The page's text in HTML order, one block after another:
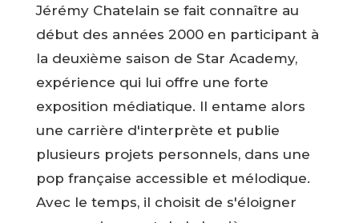
Jérémy Chatelain se fait connaître au
début des années 2000 en participant à
la deuxième saison de Star Academy,
expérience qui lui offre une forte
exposition médiatique. Il entame alors
une carrière d'interprète et publie
plusieurs projets personnels, dans une
pop française accessible et mélodique.
Avec le temps, il choisit de s'éloigner